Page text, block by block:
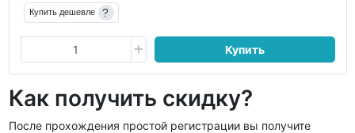
Купить дешевле ?
Купить
Как получить скидку?
После прохождения простой регистрации вы получите